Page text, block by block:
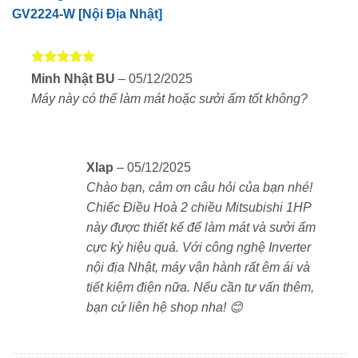
Model MSZ-GV2224-W cung cấp chế độ sưởi ấm giúp
động thông minh, tự động điều chỉnh để giữ cho nhiệt
độ trong phòng không bị thay đổi đột ngột.
Khả năng lọc không khí vượt trội với Platinum Allergy
Removal Filter (phụ kiện bán rời), giúp loại bỏ các tác
nhân gây dị ứng và giữ cho không khí trong lành hơn.
Màng lọc điện tích siêu nhỏ (phụ kiện bán rời), điều
hòa có khả năng chống lại bụi mịn PM2.5, đảm bảo
không khí luôn trong lành và sạch sẽ
GV2224-W [Nội Địa Nhật]
Được xếp
sao
Minh Nhật BU – 05/12/2025
Máy này có thể làm mát hoặc sưởi ấm tốt không?
Xlap – 05/12/2025
Chào bạn, cảm ơn câu hỏi của bạn nhé!
Chiếc Điều Hoà 2 chiều Mitsubishi 1HP
này được thiết kế để làm mát và sưởi ấm
cực kỳ hiệu quả. Với công nghệ Inverter
nội địa Nhật, máy vận hành rất êm ái và
tiết kiệm điện nữa. Nếu cần tư vấn thêm,
bạn cứ liên hệ shop nha! 😊